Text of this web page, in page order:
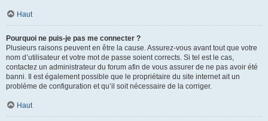
Haut
Pourquoi ne puis-je pas me connecter ?
Plusieurs raisons peuvent en être la cause. Assurez-vous avant tout que votre
nom d’utilisateur et votre mot de passe soient corrects. Si tel est le cas,
contactez un administrateur du forum afin de vous assurer de ne pas avoir été
banni. Il est également possible que le propriétaire du site internet ait un
problème de configuration et qu’il soit nécessaire de la corriger.
Haut